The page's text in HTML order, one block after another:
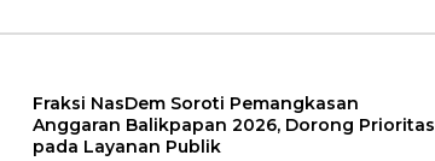
Fraksi NasDem Soroti Pemangkasan
Anggaran Balikpapan 2026, Dorong Prioritas
pada Layanan Publik